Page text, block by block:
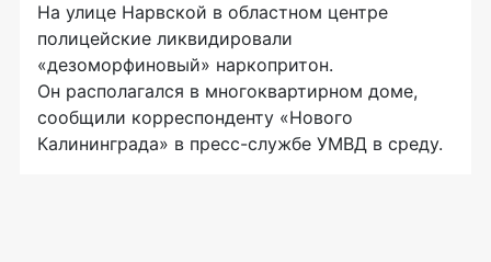
На улице Нарвской в областном центре
полицейские ликвидировали
«дезоморфиновый» наркопритон.
Он располагался в многоквартирном доме,
сообщили корреспонденту «Нового
Калининграда» в пресс-службе УМВД в среду.